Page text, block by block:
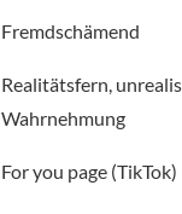
Fremdschämend
Realitätsfern,
Wahrnehmung
For you page (TikTok)